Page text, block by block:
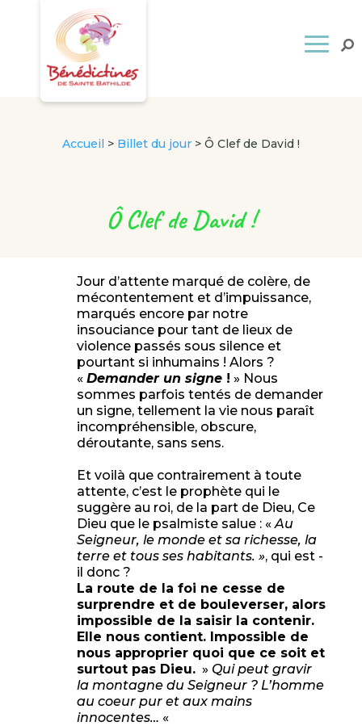
Accueil > Billet du jour> Ô Clef de David !
Ô Clef de David !
Jour d’attente marqué de colère, de
mécontentement et d’impuissance,
marqués encore par notre
insouciance pour tant de lieux de
violence passés sous silence et
pourtant si inhumains ! Alors ?
« Demander un signe ! » Nous
sommes parfois tentés de demander
un signe, tellement la vie nous paraît
incompréhensible, obscure,
déroutante, sans sens.
Et voilà que contrairement à toute
attente, c’est le prophète qui le
suggère au roi, de la part de Dieu, Ce
Dieu que le psalmiste salue : «Au
Seigneur, le monde et sa richesse, la
terre et tous ses habitants. », qui est -
il donc ?
La route de la foi ne cesse de
surprendre et de bouleverser, alors
impossible de la saisir la contenir.
Elle nous contient. Impossible de
nous approprier quoi que ce soit et
surtout pas Dieu.» Qui peut gravir
la montagne du Seigneur ? L’homme
au coeur pur et aux mains
innocentes… «